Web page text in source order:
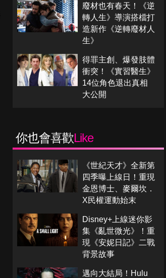
廢材也有春天！《逆
轉人生》導演搭檔打
造新作《逆轉廢材人
生》
得罪主創、爆發肢體
衝突！《實習醫生》
14位角色退出真相
大公開
你也會喜歡Like
《世紀天才》全新第
四季曝上線日！重現
金恩博士、麥爾坎．
X民權運動始末
Disney+上線迷你影
集《亂世微光》！重
現《安妮日記》二戰
背景故事
邁向大結局！Hulu